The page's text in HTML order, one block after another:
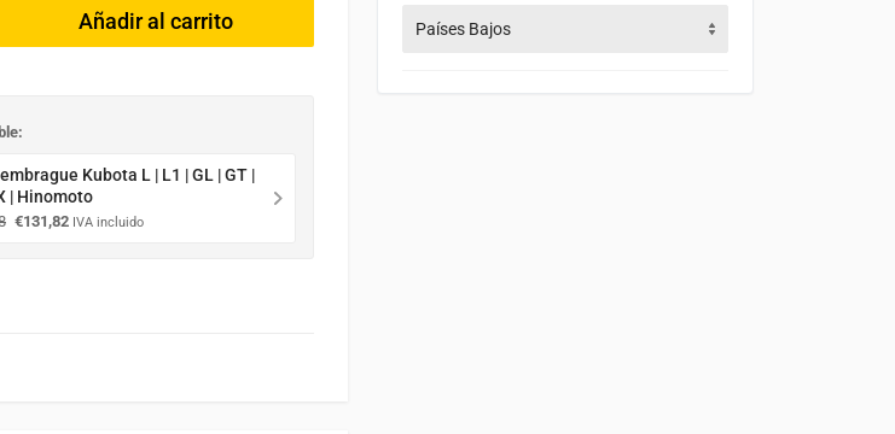
Añadir al carrito
Kubota L | L1 | GL | GT |
| Hinomoto
El
€131,82ElIVA incluido
Países Bajos